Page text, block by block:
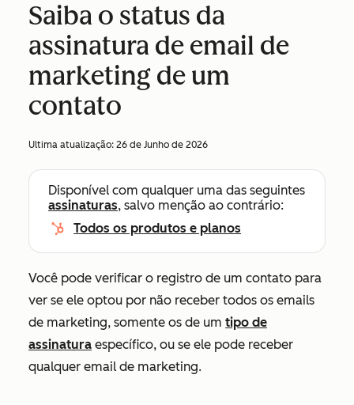
Saiba o status da
assinatura de email de
marketing de um
contato
Ultima atualização: 26 de Junho de 2026
Disponível com qualquer uma das seguintes
assinaturas, salvo menção ao contrário:
Todos os produtos e planos
Você pode verificar o registro de um contato para
ver se ele optou por não receber todos os emails
de marketing, somente os de um tipo de
assinatura específico, ou se ele pode receber
qualquer email de marketing.